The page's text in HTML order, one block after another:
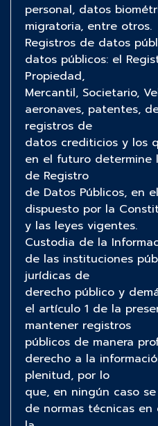
personal, datos
migratoria, entre otros.
Registros de datos
datos públicos: el
Propiedad,
Mercantil, Societario,
aeronaves, patentes,
registros de
datos crediticios y los
en el futuro determine
de Registro
de Datos Públicos, en
dispuesto por la
y las leyes vigentes.
Custodia de la
de las instituciones
jurídicas de
derecho público y
el artículo 1 de la
mantener registros
públicos de manera
derecho a la
plenitud, por lo
que, en ningún caso
de normas técnicas